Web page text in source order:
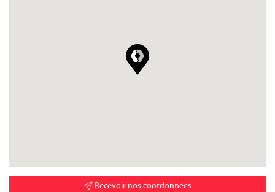
Recevoir nos coordonnées